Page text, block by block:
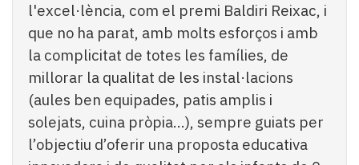
l'excel·lència, com el premi Baldiri Reixac, i
que no ha parat, amb molts esforços i amb
la complicitat de totes les famílies, de
millorar la qualitat de les instal·lacions
(aules ben equipades, patis amplis i
solejats, cuina pròpia...), sempre guiats per
l’objectiu d’oferir una proposta educativa